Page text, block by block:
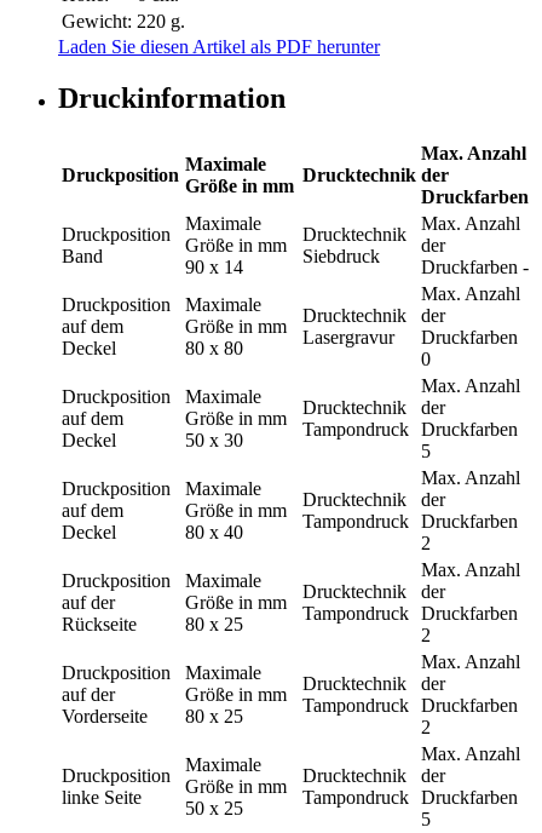
Gewicht: 220 g.
Laden Sie diesen Artikel als PDF herunter
Druckinformation
Druckposition
Maximale
Größe in mm
Drucktechnik
Max. Anzahl
der
Druckfarben
Druckposition
Band
Maximale
Größe in mm
90 x 14
Drucktechnik
Siebdruck
Max. Anzahl
der
Druckfarben -
Druckposition
auf dem
Deckel
Maximale
Größe in mm
80 x 80
Drucktechnik
Lasergravur
Max. Anzahl
der
Druckfarben
0
Druckposition
auf dem
Deckel
Maximale
Größe in mm
50 x 30
Drucktechnik
Tampondruck
Max. Anzahl
der
Druckfarben
5
Druckposition
auf dem
Deckel
Maximale
Größe in mm
80 x 40
Drucktechnik
Tampondruck
Max. Anzahl
der
Druckfarben
2
Druckposition
auf der
Rückseite
Maximale
Größe in mm
80 x 25
Drucktechnik
Tampondruck
Max. Anzahl
der
Druckfarben
2
Druckposition
auf der
Vorderseite
Maximale
Größe in mm
80 x 25
Drucktechnik
Tampondruck
Max. Anzahl
der
Druckfarben
2
Druckposition
linke Seite
Maximale
Größe in mm
50 x 25
Drucktechnik
Tampondruck
Max. Anzahl
der
Druckfarben
5